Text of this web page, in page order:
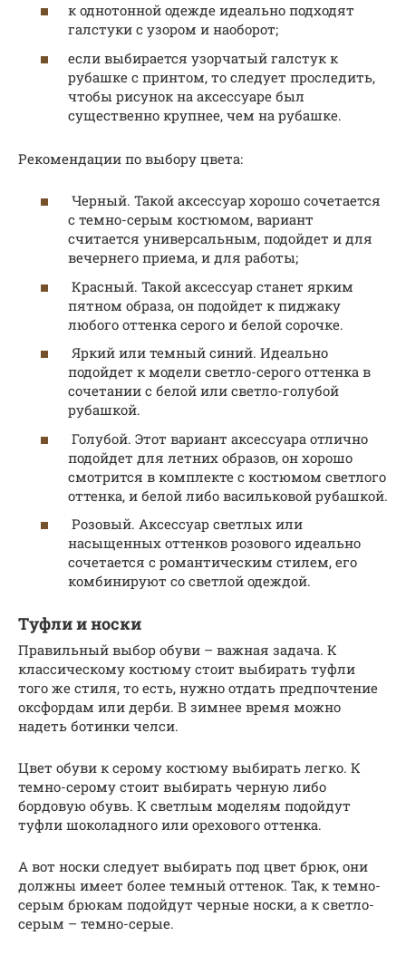
к однотонной одежде идеально подходят
галстуки с узором и наоборот;
если выбирается узорчатый галстук к
рубашке с принтом, то следует проследить,
чтобы рисунок на аксессуаре был
существенно крупнее, чем на рубашке.
Рекомендации по выбору цвета:
Черный. Такой аксессуар хорошо сочетается
с темно-серым костюмом, вариант
считается универсальным, подойдет и для
вечернего приема, и для работы;
Красный. Такой аксессуар станет ярким
пятном образа, он подойдет к пиджаку
любого оттенка серого и белой сорочке.
Яркий или темный синий. Идеально
подойдет к модели светло-серого оттенка в
сочетании с белой или светло-голубой
рубашкой.
Голубой. Этот вариант аксессуара отлично
подойдет для летних образов, он хорошо
смотрится в комплекте с костюмом светлого
оттенка, и белой либо васильковой рубашкой.
Розовый. Аксессуар светлых или
насыщенных оттенков розового идеально
сочетается с романтическим стилем, его
комбинируют со светлой одеждой.
Туфли и носки
Правильный выбор обуви – важная задача. К
классическому костюму стоит выбирать туфли
того же стиля, то есть, нужно отдать предпочтение
оксфордам или дерби. В зимнее время можно
надеть ботинки челси.
Цвет обуви к серому костюму выбирать легко. К
темно-серому стоит выбирать черную либо
бордовую обувь. К светлым моделям подойдут
туфли шоколадного или орехового оттенка.
А вот носки следует выбирать под цвет брюк, они
должны имеет более темный оттенок. Так, к темно-
серым брюкам подойдут черные носки, а к светло-
серым – темно-серые.